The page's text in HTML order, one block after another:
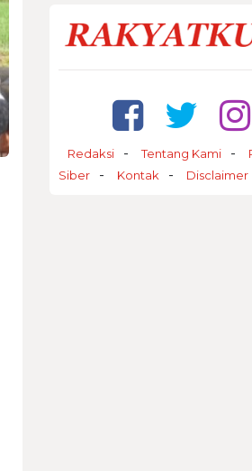
Redaksi Tentang Kami
Siber
Kontak Disclaimer